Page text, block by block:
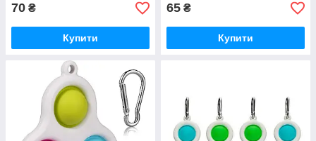
70 ₴
Купити
65 ₴
Купити